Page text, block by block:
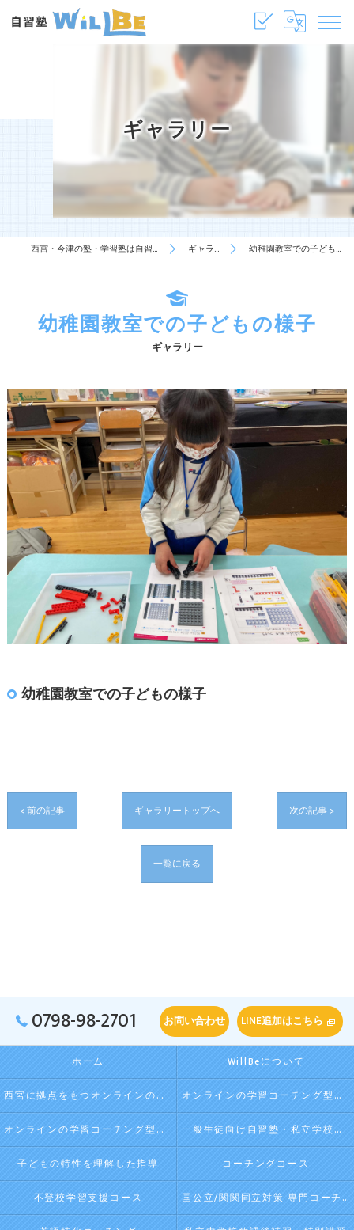
ギャラリー
西宮・今津の塾・学習塾は自習塾WillBe ギャラリー 幼稚園教室での子どもの様子
ギャラリー
幼稚園教室での子どもの様子
幼稚園教室での子どもの様子
< 前の記事 ギャラリートップへ 次の記事 >
一覧に戻る
0798-98-2701 お問い合わせ LINE追加はこちら
ホーム WillBeについて
西宮に拠点をもつオンラインの学習コーチング型・映像授業型の塾･自習塾WillBeの口コミ情報 オンラインの学習コーチング型・映像授業型の塾･自習塾WillBeの評判
オンラインの学習コーチング型・映像授業型の塾･自習塾WillBeのお客様の声 一般生徒向け自習塾・私立学校向け放課後学習
子どもの特性を理解した指導 コーチングコース
不登校学習支援コース 国公立/関関同立対策 専門コーチング